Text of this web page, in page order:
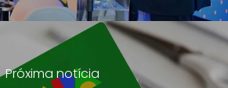
Próxima notícia